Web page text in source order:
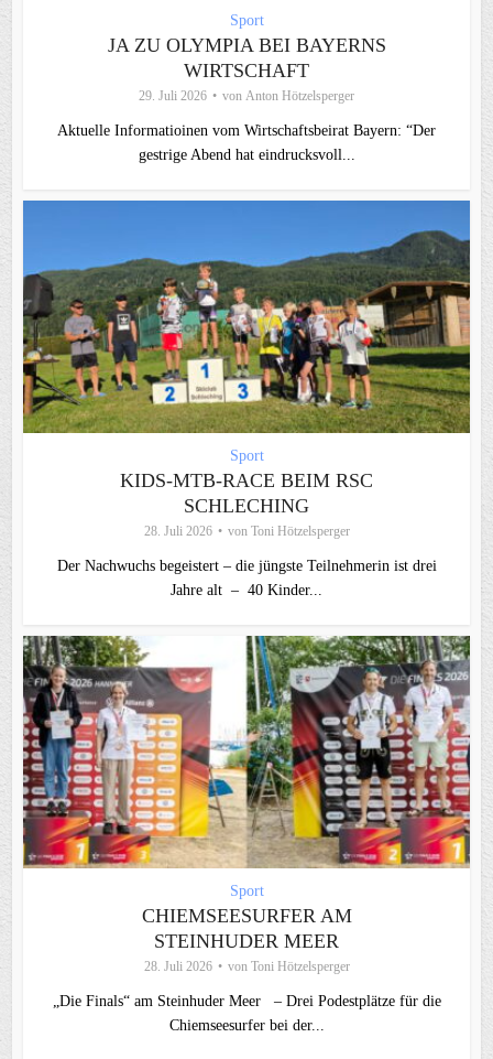
Sport
JA ZU OLYMPIA BEI BAYERNS
WIRTSCHAFT
29. Juli 2026 von Anton Hötzelsperger
Aktuelle Informatioinen vom Wirtschaftsbeirat Bayern: “Der
gestrige Abend hat eindrucksvoll...
Sport
KIDS-MTB-RACE BEIM RSC
SCHLECHING
28. Juli 2026 von Toni Hötzelsperger
Der Nachwuchs begeistert – die jüngste Teilnehmerin ist drei
Jahre alt – 40 Kinder...
Sport
CHIEMSEESURFER AM
STEINHUDER MEER
28. Juli 2026 von Toni Hötzelsperger
„Die Finals“ am Steinhuder Meer – Drei Podestplätze für die
Chiemseesurfer bei der...